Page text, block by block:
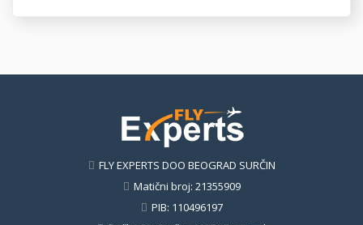
FLY EXPERTS DOO BEOGRAD SURČIN
Matični broj: 21355909
PIB: 110496197